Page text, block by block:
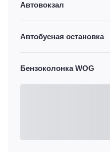
Автовокзал
Автобусная остановка
Бензоколонка WOG